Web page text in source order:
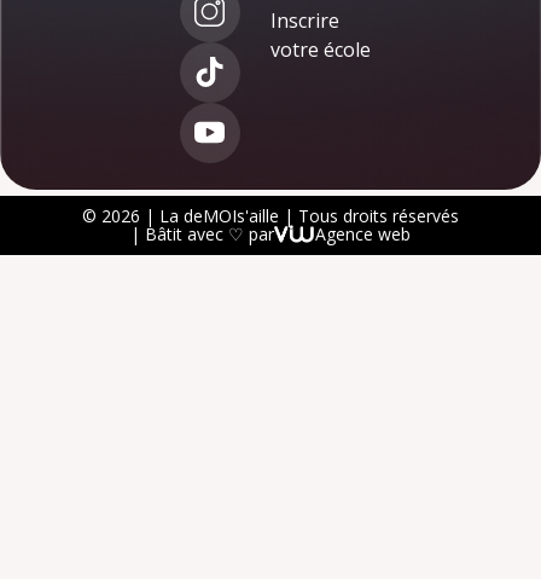
Inscrire
votre école
© 2026 | La deMOIs'aille | Tous droits réservés
| Bâtit avec ♡ par Agence web